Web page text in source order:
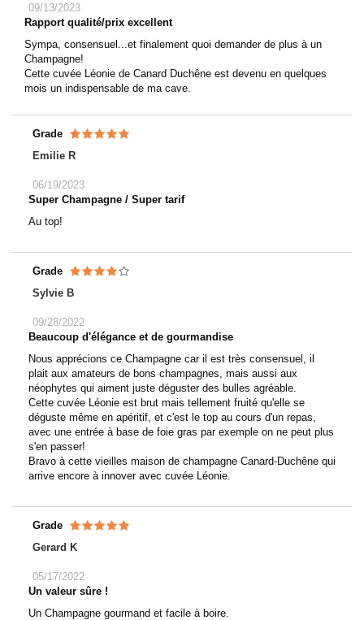
09/13/2023
Rapport qualité/prix excellent
Sympa, consensuel...et finalement quoi demander de plus à un
Champagne!
Cette cuvée Léonie de Canard Duchêne est devenu en quelques
mois un indispensable de ma cave.
Grade
Emilie R
06/19/2023
Super Champagne / Super tarif
Au top!
Grade
Sylvie B
09/28/2022
Beaucoup d'élégance et de gourmandise
Nous apprécions ce Champagne car il est très consensuel, il
plait aux amateurs de bons champagnes, mais aussi aux
néophytes qui aiment juste déguster des bulles agréable.
Cette cuvée Léonie est brut mais tellement fruité qu'elle se
déguste même en apéritif, et c'est le top au cours d'un repas,
avec une entrée à base de foie gras par exemple on ne peut plus
s'en passer!
Bravo à cette vieilles maison de champagne Canard-Duchêne qui
arrive encore à innover avec cuvée Léonie.
Grade
Gerard K
05/17/2022
Un valeur sûre !
Un Champagne gourmand et facile à boire.